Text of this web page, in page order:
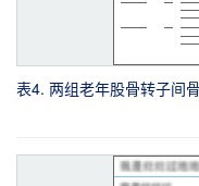
表4. 两组老年股骨转子